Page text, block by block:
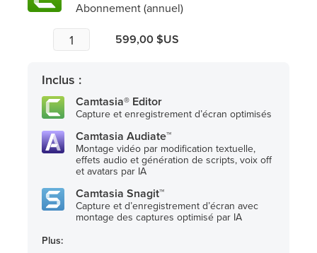
Abonnement (annuel)
599,00 $US
Inclus :
Camtasia® Editor
Capture et enregistrement d’écran optimisés
Camtasia Audiate™
Montage vidéo par modification textuelle,
effets audio et génération de scripts, voix off
et avatars par IA
Camtasia Snagit™
Capture et d’enregistrement d’écran avec
montage des captures optimisé par IA
Plus: